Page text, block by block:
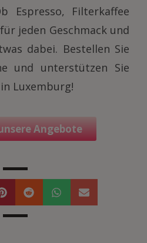
Espresso, Filterkaffee
jeden Geschmack und
dabei. Bestellen Sie
und unterstützen Sie
Luxemburg!
Angebote